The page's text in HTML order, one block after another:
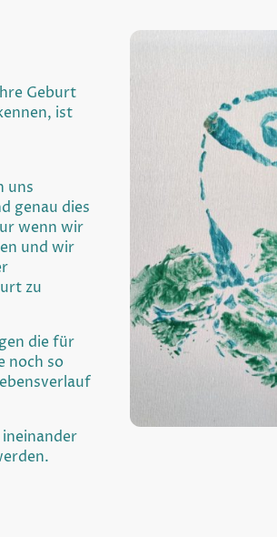
Geburt
ist
uns
genau dies
wenn wir
und wir
zu
die für
noch so